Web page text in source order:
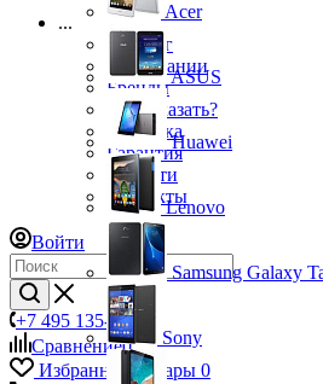
...
Каталог
О компании
Бренды
Как заказать?
Доставка
Гарантия
Новости
Контакты
Войти
+7 495 135-39-43
Сравнение0
Избранные товары 0
Acer
ASUS
Huawei
Lenovo
Samsung Galaxy
Sony